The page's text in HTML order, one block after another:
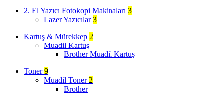
2. El Yazıcı Fotokopi Makinaları 3
Lazer Yazıcılar3
Kartuş & Mürekkep 2
Muadil Kartuş
Brother Muadil Kartuş
Toner9
Muadil Toner 2
Brother